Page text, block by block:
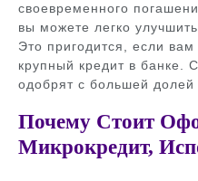
своевременного
вы можете легко
Это пригодится, если
крупный кредит в банке.
одобрят с большей долей
Почему Стоит
Микрокредит,